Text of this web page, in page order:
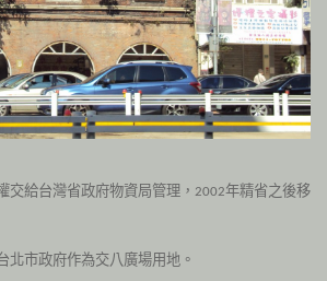
交給台灣省政府物資局管理， 2002年精省之後移
北市政府作為交八廣場用地。